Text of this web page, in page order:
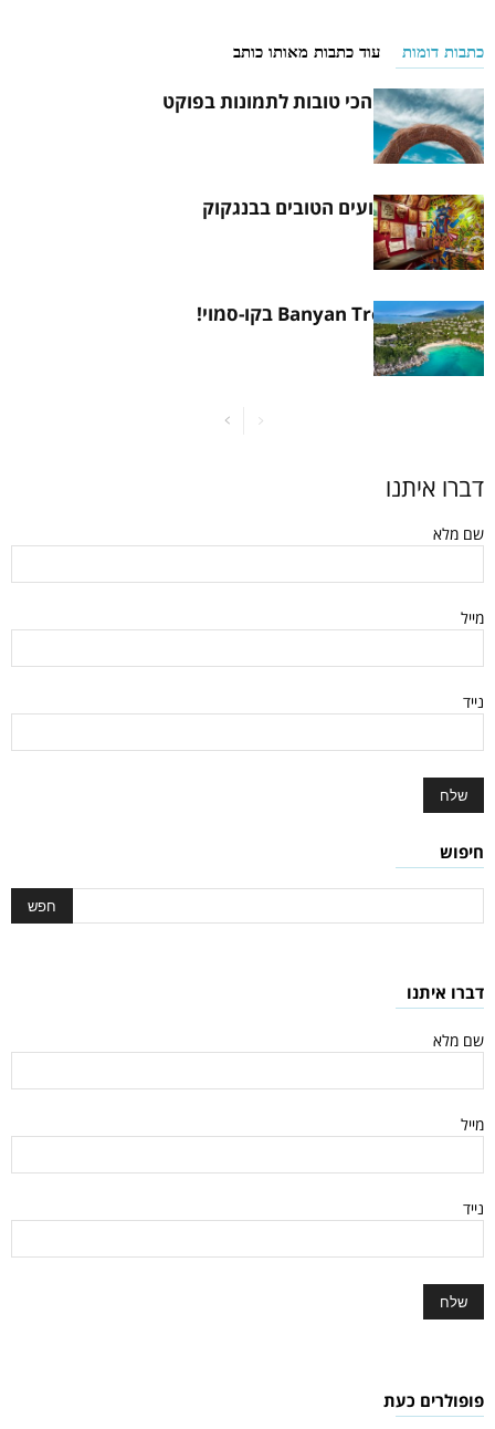
כתבות דומות עוד כתבות מאותו כותב
8 ההזדמנויות הכי טובות לתמונות בפוקט
8 מכוני הקעקועים הטובים בבנגקוק
היינו במלון Banyan Tree בקו-סמוי!
דברו איתנו
שם מלא
מייל
נייד
חיפוש
דברו איתנו
שם מלא
מייל
נייד
פופולרים כעת